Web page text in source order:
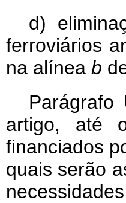
d)
ferroviários
na alínea b
artigo, até
financiados
quais serão